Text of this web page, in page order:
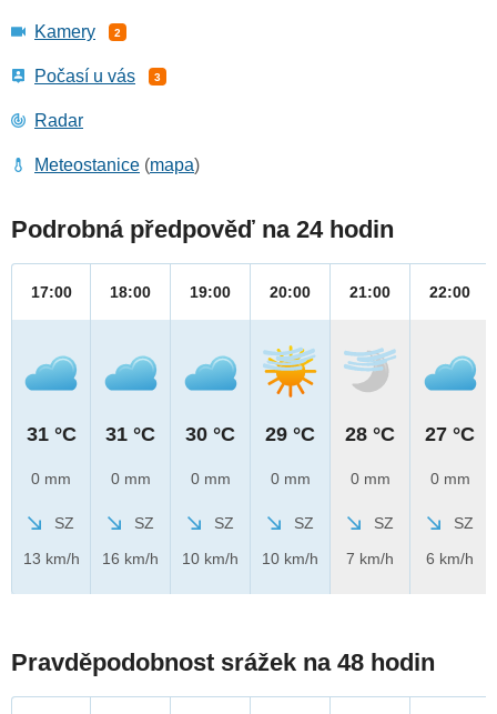
Kamery 2
Počasí u vás 3
Radar
Meteostanice (mapa)
Podrobná předpověď na 24 hodin
17:00
31 °C
0 mm
SZ
13 km/h
18:00
31 °C
0 mm
SZ
16 km/h
19:00
30 °C
0 mm
SZ
10 km/h
20:00
29 °C
0 mm
SZ
10 km/h
21:00
28 °C
0 mm
SZ
7 km/h
22:00
27 °C
0 mm
SZ
6 km/h
Pravděpodobnost srážek na 48 hodin